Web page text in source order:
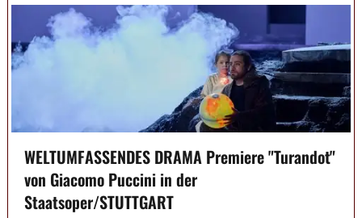
WELTUMFASSENDES DRAMA Premiere "Turandot"
von Giacomo Puccini in der
Staatsoper/STUTTGART